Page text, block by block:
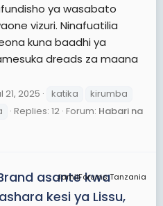
ya wasabato
vizuri. Ninafuatilia
kuna baadhi ya
dreads za maana
21, 2025 katika
kirumba
Replies: 12 Forum: Habari na
JamiiForums Tanzania
asante kwa
kesi ya Lissu,